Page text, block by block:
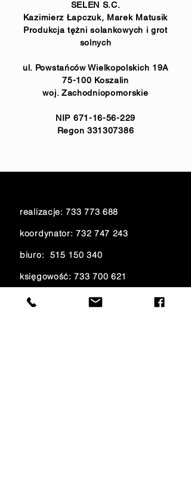
SELEN S.C.
Kazimierz Łapczuk, Marek Matusik
Produkcja tężni solankowych i grot
solnych
ul. Powstańców Wielkopolskich 19A
75-100 Koszalin
woj. Zachodniopomorskie
NIP 671-16-56-229
Regon 331307386
realizacje:733 773 688
koordynator:732 747 243
biuro: 515 150 340
księgowość:733 700 621
e-mail:
amfiteatr@onet.eu